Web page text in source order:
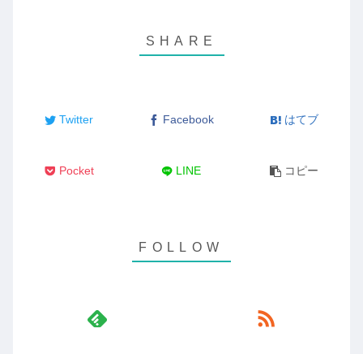
Twitter Facebook はてブ
Pocket LINE コピー